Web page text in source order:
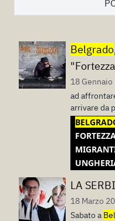
Belgrado
18 Gennaio
ad
arrivare da
LA
18 Marzo
Sabato a